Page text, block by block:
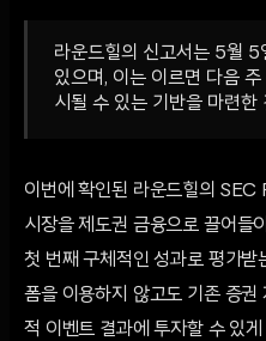
라운드힐의 신고서는 5월 5
있으며, 이는 이르면 다음
시될 수 있는 기반을 마련한
이번에 확인된 라운드힐의
시장을 제도권 금융으로 끌어들
첫 번째 구체적인 성과로 평가받
폼을 이용하지 않고도 기존 증권
적 이벤트 결과에 투자할 수 있